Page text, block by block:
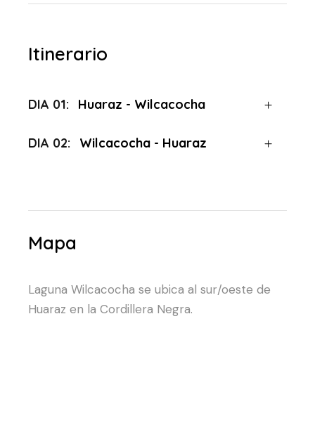
Itinerario
DIA 01: Huaraz - Wilcacocha
DIA 02: Wilcacocha - Huaraz
Mapa
Laguna Wilcacocha se ubica al sur/oeste de
Huaraz en la Cordillera Negra.